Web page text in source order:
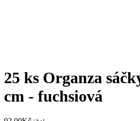
25 ks Organza
cm - fuchsiová